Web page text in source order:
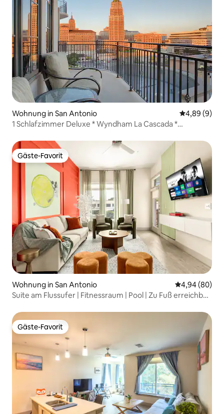
Wohnung in San Antonio
4,89 (9)
1 Schlafzimmer Deluxe * Wyndham La Cascada *
Gäste-Favorit
Gäste-Favorit
Wohnung in San Antonio
4,94 (80)
Suite am Flussufer | Fitnessraum | Pool | Zu Fuß erreichbar
Gäste-Favorit
Gäste-Favorit